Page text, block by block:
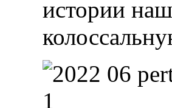
истории